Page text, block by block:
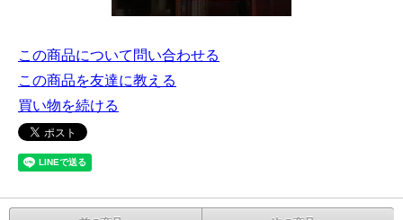
この商品について問い合わせる
この商品を友達に教える
買い物を続ける